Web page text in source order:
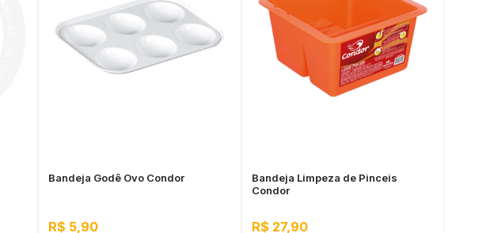
Bandeja Godê Ovo Condor
R$ 5,90
Bandeja Limpeza de Pinceis
Condor
R$ 27,90